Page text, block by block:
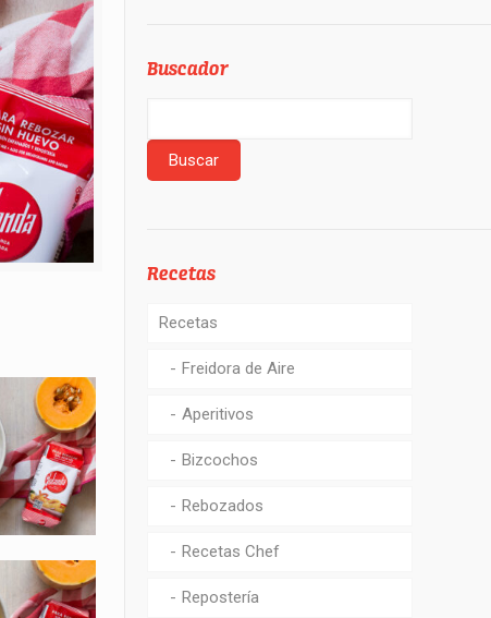
Buscador
Recetas
Recetas
Freidora de Aire
Aperitivos
Bizcochos
Rebozados
Recetas Chef
Repostería